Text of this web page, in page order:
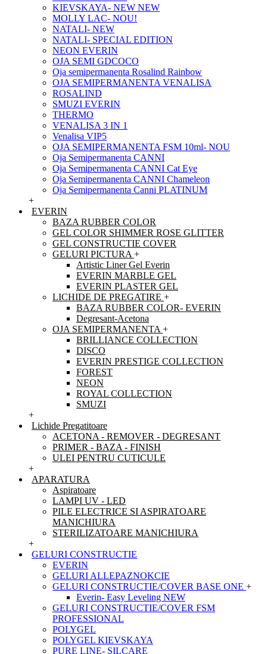
KIEVSKAYA- NEW NEW
MOLLY LAC- NOU!
NATALI- NEW
NATALI- SPECIAL EDITION
NEON EVERIN
OJA SEMI GDCOCO
Oja semipermanenta Rosalind Rainbow
OJA SEMIPERMANENTA VENALISA
ROSALIND
SMUZI EVERIN
THERMO
VENALISA 3 IN 1
Venalisa VIP5
OJA SEMIPERMANENTA FSM 10ml- NOU
Oja Semipermanenta CANNI
Oja Semipermanenta CANNI Cat Eye
Oja Semipermanenta CANNI Chameleon
Oja Semipermanenta Canni PLATINUM
+
EVERIN
BAZA RUBBER COLOR
GEL COLOR SHIMMER ROSE GLITTER
GEL CONSTRUCTIE COVER
GELURI PICTURA +
Artistic Liner Gel Everin
EVERIN MARBLE GEL
EVERIN PLASTER GEL
LICHIDE DE PREGATIRE +
BAZA RUBBER COLOR- EVERIN
Degresant-Acetona
OJA SEMIPERMANENTA +
BRILLIANCE COLLECTION
DISCO
EVERIN PRESTIGE COLLECTION
FOREST
NEON
ROYAL COLLECTION
SMUZI
+
Lichide Pregatitoare
ACETONA - REMOVER - DEGRESANT
PRIMER - BAZA - FINISH
ULEI PENTRU CUTICULE
+
APARATURA
Aspiratoare
LAMPI UV - LED
PILE ELECTRICE SI ASPIRATOARE
MANICHIURA
STERILIZATOARE MANICHIURA
+
GELURI CONSTRUCTIE
EVERIN
GELURI ALLEPAZNOKCIE
GELURI CONSTRUCTIE/COVER BASE ONE +
Everin- Easy Leveling NEW
GELURI CONSTRUCTIE/COVER FSM
PROFESSIONAL
POLYGEL
POLYGEL KIEVSKAYA
PURE LINE- SILCARE